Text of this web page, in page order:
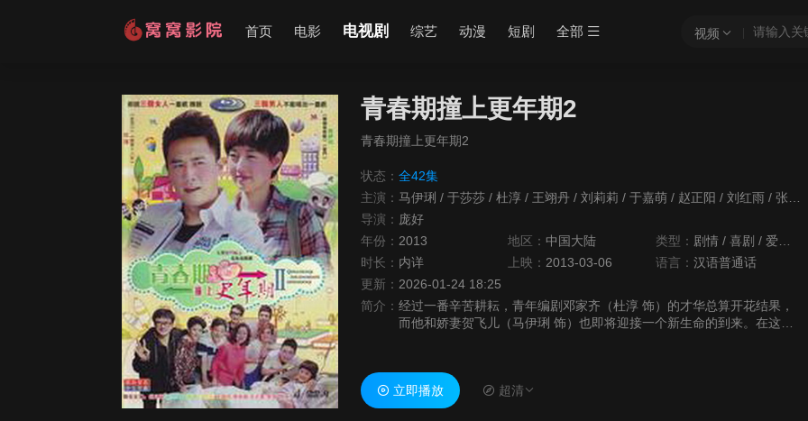
视频
首页 电影 电视剧 综艺 动漫 短剧 全部
青春期撞上更年期2
青春期撞上更年期2
状态： 全42集
主演： 马伊琍 / 于莎莎 / 杜淳 / 王翊丹 / 刘莉莉 / 于嘉萌 / 赵正阳 / 刘红雨 / 张京宇
导演： 庞好
年份： 2013 地区：中国大陆 类型： 剧情 / 喜剧 / 爱情
时长： 内详 上映： 2013-03-06 语言： 汉语普通话
更新： 2026-01-24 18:25
简介： 经过一番辛苦耕耘，青年编剧邓家齐（杜淳 饰）的才华总算开花结果，
而他和娇妻贺飞儿（马伊琍 饰）也即将迎接一个新生命的到来。在这期
立即播放 超清